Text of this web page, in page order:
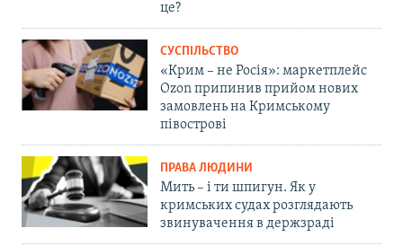
це?
СУСПІЛЬСТВО
«Крим – не Росія»: маркетплейс
Ozon припинив прийом нових
замовлень на Кримському
півострові
ПРАВА ЛЮДИНИ
Мить – і ти шпигун. Як у
кримських судах розглядають
звинувачення в держзраді